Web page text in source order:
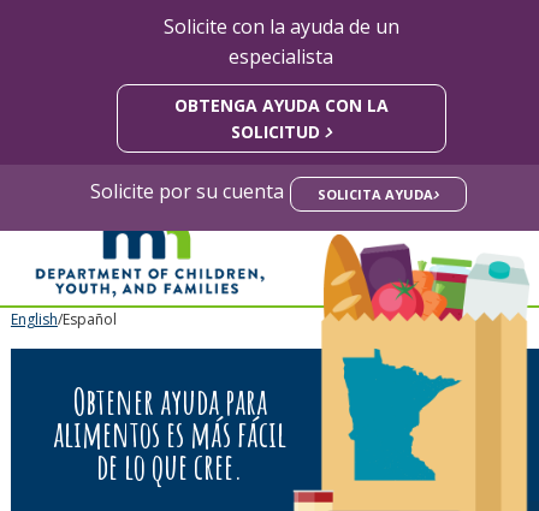
Primary
navigation
English/Español
Obtener ayuda para
alimentos es más fácil
de lo que cree.
Solicite con la ayuda de un
especialista
OBTENGA AYUDA CON LA
SOLICITUD
Solicite por su cuenta SOLICITA AYUDA